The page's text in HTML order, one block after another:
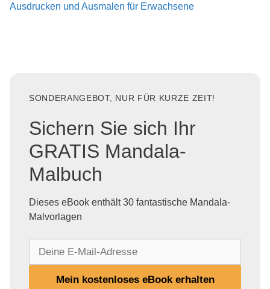
Ausdrucken und Ausmalen für Erwachsene
SONDERANGEBOT, NUR FÜR KURZE ZEIT!
Sichern Sie sich Ihr
GRATIS Mandala-
Malbuch
Dieses eBook enthält 30 fantastische Mandala-
Malvorlagen
Mein kostenloses eBook erhalten